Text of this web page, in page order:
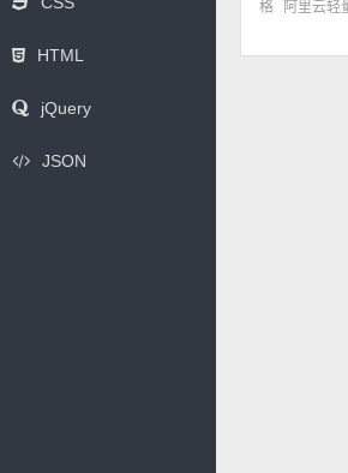
HTML
jQuery
JSON
格
阿里云轻